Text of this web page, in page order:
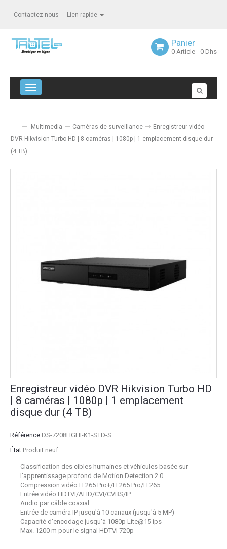
Contactez-nous Lien rapide
Panier
0 Article - 0 Dhs
Navigation bascule
Multimedia Caméras de surveillance
Enregistreur vidéo
DVR Hikvision Turbo HD | 8 caméras | 1080p | 1 emplacement disque dur
(4 TB)
Enregistreur vidéo DVR Hikvision Turbo HD
| 8 caméras | 1080p | 1 emplacement
disque dur (4 TB)
Référence DS-7208HGHI-K1-STD-S
État Produit neuf
Classification des cibles humaines et véhicules basée sur
l'apprentissage profond de Motion Detection 2.0
Compression vidéo H.265 Pro+/H.265 Pro/H.265
Entrée vidéo HDTVI/AHD/CVI/CVBS/IP
Audio par câble coaxial
Entrée de caméra IP jusqu'à 10 canaux (jusqu'à 5 MP)
Capacité d'encodage jusqu'à 1080p Lite@15 ips
Max. 1200 m pour le signal HDTVI 720p